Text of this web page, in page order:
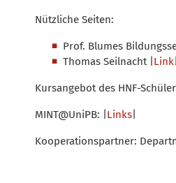
Nützliche Seiten:
Prof. Blumes
Thomas Seilnacht | Link
Kursangebot des HNF-
MINT@UniPB: | Links
Kooperationspartner: